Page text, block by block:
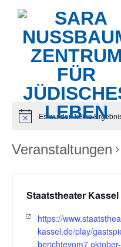
Skip
content
Es wurden keine
Veranstaltungen
Staatstheater Kassel
https://
kassel.de/play/